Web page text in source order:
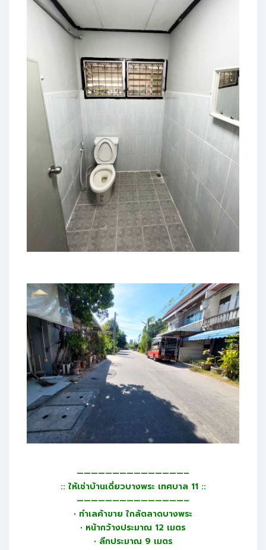
———————————————–
:: ให้เช่าบ้านเดี่ยวบางพระ เทศบาล 11 ::
———————————————–
• ทำเลค้าขาย ใกล้ตลาดบางพระ
• หน้ากว้างประมาณ 12 เมตร
• ลึกประมาณ 9 เมตร